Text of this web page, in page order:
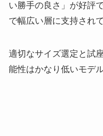
い勝手の良さ」が好評
で幅広い層に支持され
適切なサイズ選定と試
能性はかなり低いモデ